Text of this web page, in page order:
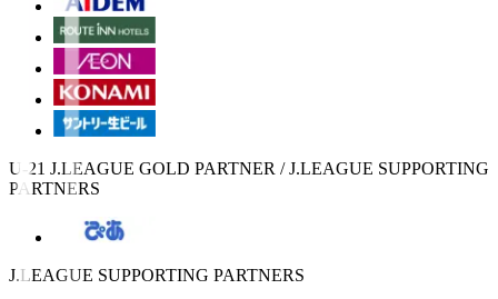
U-21 J.LEAGUE GOLD PARTNER / J.LEAGUE SUPPORTING
PARTNERS
J.LEAGUE SUPPORTING PARTNERS